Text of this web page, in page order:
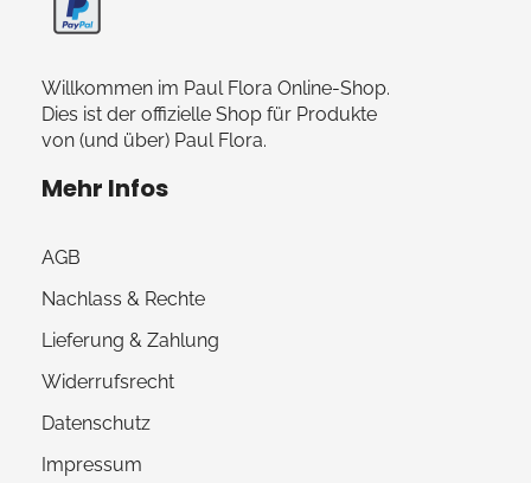
Willkommen im Paul Flora Online-Shop.
Dies ist der offizielle Shop für Produkte
von (und über) Paul Flora.
Mehr Infos
AGB
Nachlass & Rechte
Lieferung & Zahlung
Widerrufsrecht
Datenschutz
Impressum